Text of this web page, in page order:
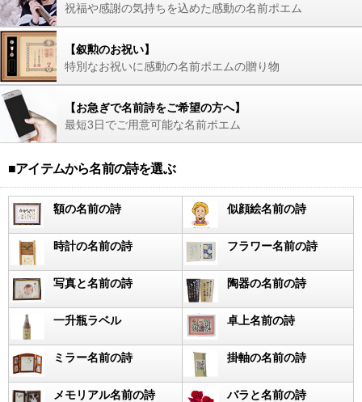
祝福や感謝の気持ちを込めた感動の名前ポエム
【叙勲のお祝い】
特別なお祝いに感動の名前ポエムの贈り物
【お急ぎで名前詩をご希望の方へ】
最短3日でご用意可能な名前ポエム
■アイテムから名前の詩を選ぶ
額の名前の詩 似顔絵名前の詩
時計の名前の詩 フラワー名前の詩
写真と名前の詩 陶器の名前の詩
一升瓶ラベル 卓上名前の詩
ミラー名前の詩 掛軸の名前の詩
メモリアル名前の詩 バラと名前の詩